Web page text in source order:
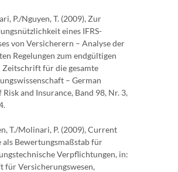
P./Nguyen, T. (2009), Zur
eines IFRS-
von Versicherern – Analyse der
Regelungen zum endgültigen
Zeitschrift für die gesamte
– German
Risk and Insurance, Band 98, Nr. 3,
T./Molinari, P. (2009), Current
als Bewertungsmaßstab für
Verpflichtungen, in:
für Versicherungswesen,